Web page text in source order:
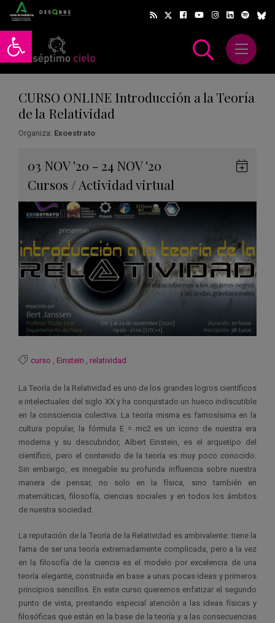
Abrir barra de herramientas
Abrir
CURSO ONLINE Introducción a la Teoría
de la Relatividad
Organiza: Exoestrato
03 NOV'20 - 24 NOV'20
Cursos / Actividad virtual
curso Einstein relatividad
La Teoría de la Relatividad es uno de los grandes logros científicos
e intelectuales del siglo XX y ha conquistado un hueco indiscutible
en la consciencia colectiva. La teoría misma es famosísima en la
cultura popular, la fórmula E = mc2 es un icono de nuestra era
moderna y su descubridor, Albert Einstein, es el arquetipo del
científico, pero el contenido de la teoría es muy poco conocido.
Sin embargo, es innegable su profunda influencia sobre nuestra
manera de pensar, no solo en la física, sino también en
matemáticas, filosofía, ciencias sociales y en todos los ámbitos
de nuestra sociedad.
La reputación de la Teoría de la Relatividad es ambivalente: tiene la
fama de ser una teoría extremadamente complicada, pero a la vez
en la filosofía de la ciencia es el modelo por excelencia de una
teoría elegante, construida en base a unas pocas ideas y primeros
principios sencillos. En este curso queremos enfatizar el segundo
punto de vista, prestando especial atención a las ideas físicas y
filosóficas que están en la base de la teoría y a las consecuencias